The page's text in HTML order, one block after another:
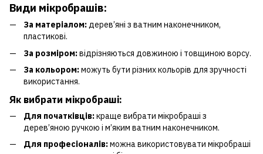
Види мікробрашів:
За матеріалом:дерев’яні з ватним наконечником,
пластикові.
За розміром:відрізняються довжиною і товщиною ворсу.
За кольором:можуть бути різних кольорів для зручності
використання.
Як вибрати мікробраші:
Для початківців:краще вибрати мікробраші з
дерев’яною ручкою і м’яким ватним наконечником.
Для професіоналів:можна використовувати мікробраші